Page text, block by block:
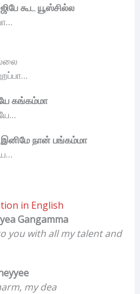
கூட யூஸ்சில்ல
கங்கம்மா
நான் பங்கம்மா
in English
Gangamma
you with all my talent and
my dea